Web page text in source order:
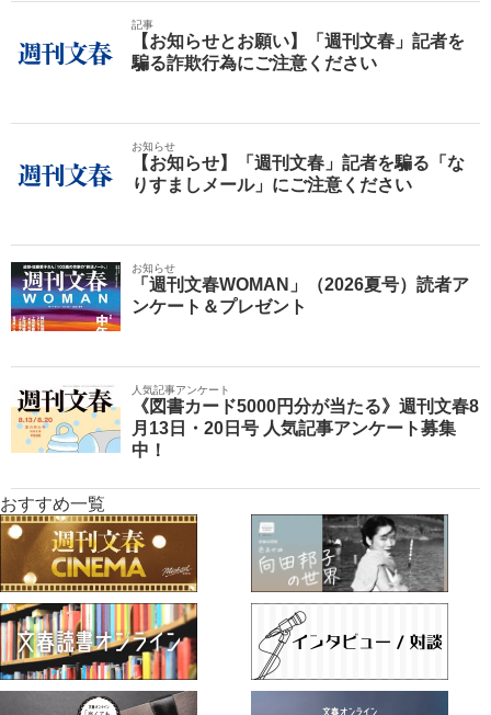
記事
【お知らせとお願い】「週刊文春」記者を
騙る詐欺行為にご注意ください
お知らせ
【お知らせ】「週刊文春」記者を騙る「な
りすましメール」にご注意ください
お知らせ
「週刊文春WOMAN」（2026夏号）読者ア
ンケート＆プレゼント
人気記事アンケート
《図書カード5000円分が当たる》週刊文春8
月13日・20日号 人気記事アンケート募集
中！
おすすめ一覧